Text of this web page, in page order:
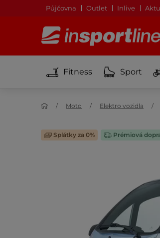
Půjčovna Outlet Inlive
Fitness Sport
Moto Elektro vozidla
Splátky za 0% Prémiová